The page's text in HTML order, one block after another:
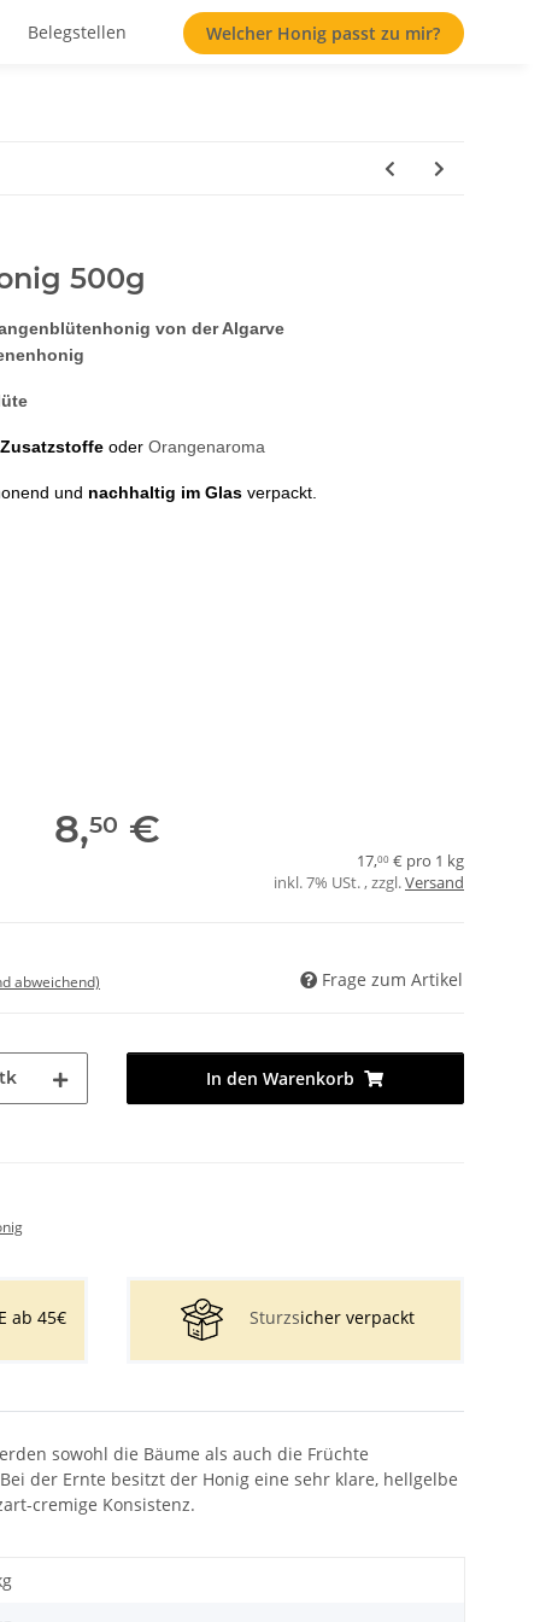
Belegstellen Welcher Honig passt zu mir?
500g
von der Algarve
Zusatzstoffe oder Orangenaroma
und nachhaltig im Glas verpackt.
8,50 €
17,00 € pro 1 kg
inkl. 7% USt. , zzgl.Versand
abweichend) Frage zum Artikel
In den Warenkorb
ab 45€ Sturzsicher verpackt
sowohl die Bäume als auch die Früchte
der Ernte besitzt der Honig eine sehr klare, hellgelbe
cremige Konsistenz.